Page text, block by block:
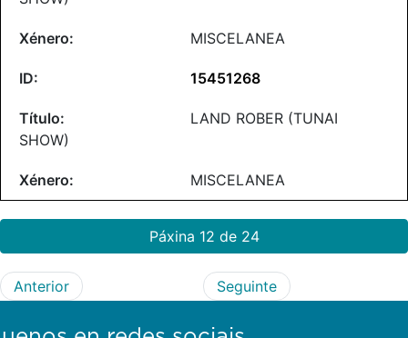
MISCELANEA
15451268
LAND ROBER (TUNAI
SHOW)
MISCELANEA
Páxina 12 de 24
Anterior Seguinte